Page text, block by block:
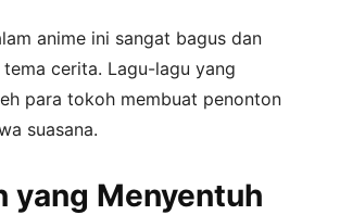
anime ini sangat bagus dan
cerita. Lagu-lagu yang
para tokoh membuat penonton
suasana.
yang Menyentuh